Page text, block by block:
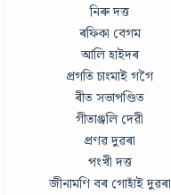
নিৰু দত্ত
ৰফিকা বেগম
আলি হাইদৰ
প্ৰগতি চাংমাই গগৈ
ৰীত সভাপণ্ডিত
গীতাঞ্জলি দেৱী
প্ৰণৱ দুৱৰা
পংখী দত্ত
জীনামণি বৰ গোহাঁই দুৱৰা